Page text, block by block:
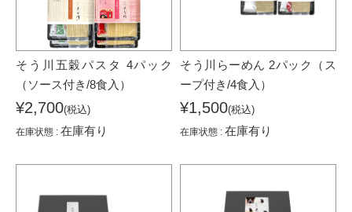
そう川五穀パスタ 4パック
（ソース付き/8食入）
¥2,700(税込)
在庫状態 : 在庫有り
そう川らーめん 2パック（ス
ープ付き/4食入）
¥1,500(税込)
在庫状態 : 在庫有り